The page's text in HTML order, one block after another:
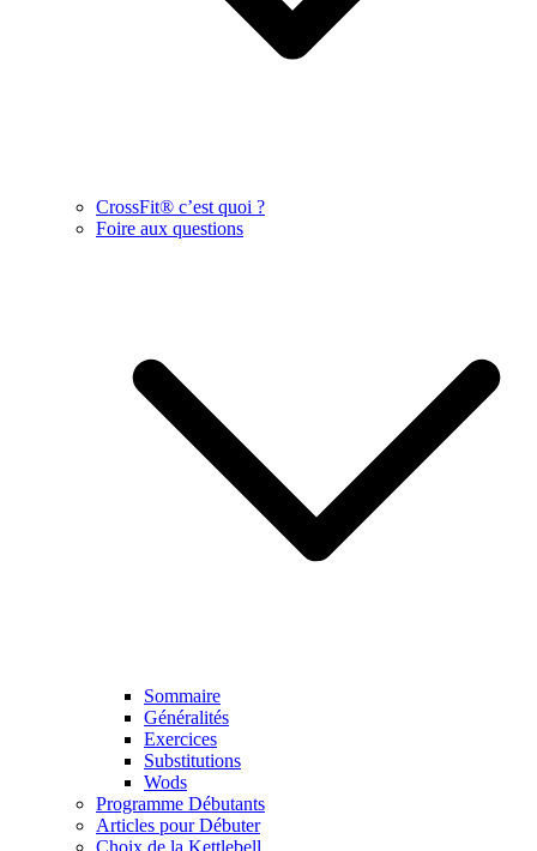
CrossFit® c’est quoi ?
Foire aux questions
Sommaire
Généralités
Exercices
Substitutions
Wods
Programme Débutants
Articles pour Débuter
Choix de la Kettlebell